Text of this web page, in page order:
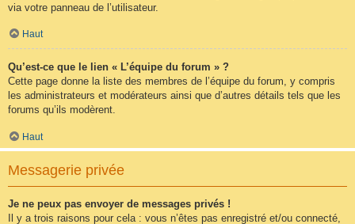
via votre panneau de l’utilisateur.
Haut
Qu’est-ce que le lien « L’équipe du forum » ?
Cette page donne la liste des membres de l’équipe du forum, y compris
les administrateurs et modérateurs ainsi que d’autres détails tels que les
forums qu’ils modèrent.
Haut
Messagerie privée
Je ne peux pas envoyer de messages privés !
Il y a trois raisons pour cela : vous n’êtes pas enregistré et/ou connecté,